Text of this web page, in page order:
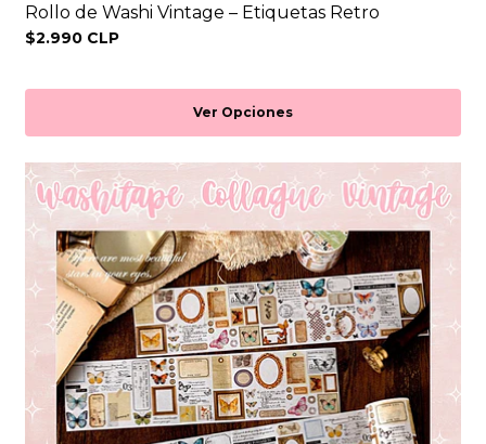
Rollo de Washi Vintage – Etiquetas Retro
$2.990 CLP
Ver Opciones